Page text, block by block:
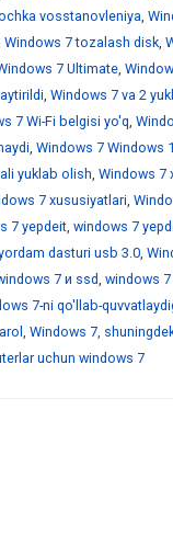
vosstanovleniya,
Windows 7 tozalash disk,
7 Ultimate,
, Windows 7 va 2
7 Wi-Fi belgisi yo'q,
, Windows 7 Windows
yuklab olish, Windows 7
7 xususiyatlari,
7 yepdeit, windows 7
dasturi usb 3.0,
7 и ssd, windows
7-ni qo'llab-
, Windows 7,
uchun windows 7